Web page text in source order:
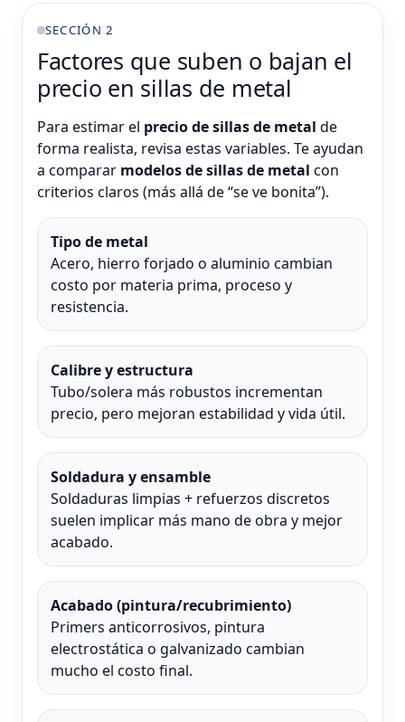
SECCIÓN 2
Factores que suben o bajan el
precio en sillas de metal
Para estimar el precio de sillas de metal de
forma realista, revisa estas variables. Te ayudan
a comparar modelos de sillas de metal con
criterios claros (más allá de “se ve bonita”).
Tipo de metal
Acero, hierro forjado o aluminio cambian
costo por materia prima, proceso y
resistencia.
Calibre y estructura
Tubo/solera más robustos incrementan
precio, pero mejoran estabilidad y vida útil.
Soldadura y ensamble
Soldaduras limpias + refuerzos discretos
suelen implicar más mano de obra y mejor
acabado.
Acabado (pintura/recubrimiento)
Primers anticorrosivos, pintura
electrostática o galvanizado cambian
mucho el costo final.